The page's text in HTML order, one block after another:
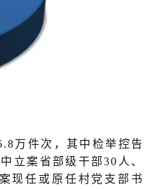
万件次，其中检举控告
立案省部级干部30人、
现任或原任村党支部书